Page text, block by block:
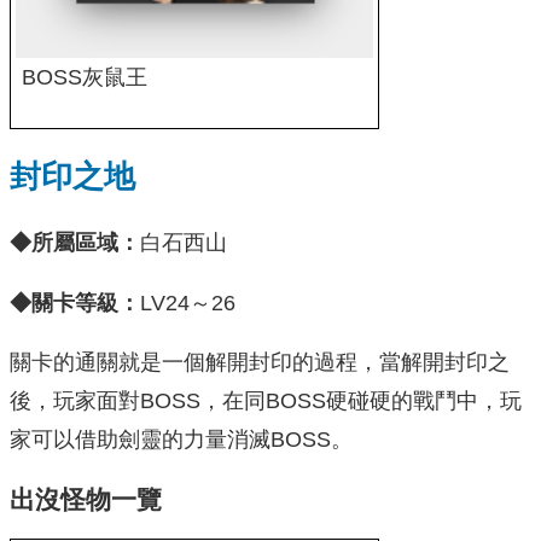
BOSS灰鼠王
封印之地
◆所屬區域： 白石西山
◆關卡等級： LV24～26
關卡的通關就是一個解開封印的過程，當解開封印之
後，玩家面對BOSS，在同BOSS硬碰硬的戰鬥中，玩
家可以借助劍靈的力量消滅BOSS。
出沒怪物一覽